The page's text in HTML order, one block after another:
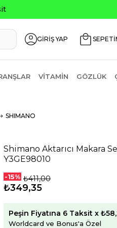
GİRİŞ YAP
VITAMIN GÖZLÜK
SHIMANO
Shimano Aktarıcı Makara
Y3GE98010
-15% ₺411,00
₺349,35
Peşin Fiyatına 6 Taksit x
Worldcard ve Bonus'a Özel